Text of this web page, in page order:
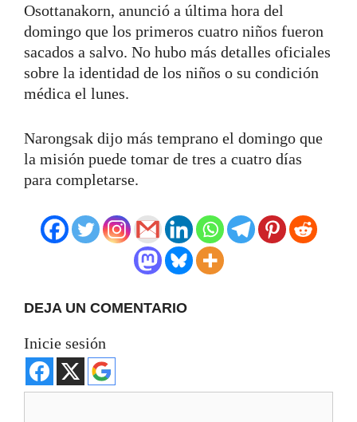
Osottanakorn, anunció a última hora del
domingo que los primeros cuatro niños fueron
sacados a salvo. No hubo más detalles oficiales
sobre la identidad de los niños o su condición
médica el lunes.
Narongsak dijo más temprano el domingo que
la misión puede tomar de tres a cuatro días
para completarse.
DEJA UN COMENTARIO
Inicie sesión